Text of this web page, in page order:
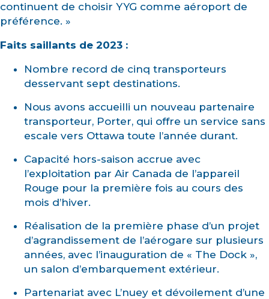
continuent de choisir YYG comme aéroport de
préférence. »
Faits saillants de 2023 :
Nombre record de cinq transporteurs
desservant sept destinations.
Nous avons accueilli un nouveau partenaire
transporteur, Porter, qui offre un service sans
escale vers Ottawa toute l’année durant.
Capacité hors-saison accrue avec
l’exploitation par Air Canada de l’appareil
Rouge pour la première fois au cours des
mois d’hiver.
Réalisation de la première phase d’un projet
d’agrandissement de l’aérogare sur plusieurs
années, avec l’inauguration de « The Dock »,
un salon d’embarquement extérieur.
Partenariat avec L’nuey et dévoilement d’une